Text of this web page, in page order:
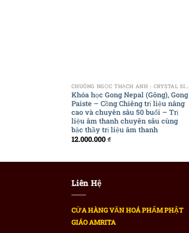
CHUÔNG NGỌC THẠCH ANH - CRYSTAL SINGING BOWL
Khóa học Gong Nepal (Gông), Gong
Paiste – Cồng Chiêng trị liệu nâng
cao và chuyên sâu 50 buổi – Trị
liệu âm thanh chuyên sâu cùng
bậc thầy trị liệu âm thanh
12.000.000 ₫
Liên Hệ
CỬA HÀNG VĂN HOÁ PHẨM PHẬT
GIÁO AMRITA